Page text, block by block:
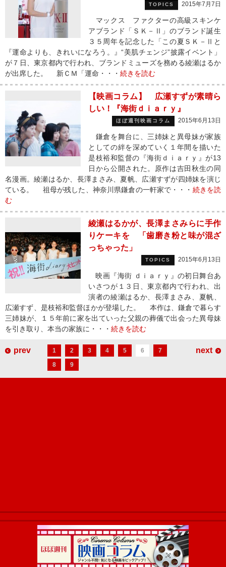
TOPICS 2015年7月7日
マックス ファクターの高級スキンケ
アブランド「ＳＫ－Ⅱ」のブランド誕生
３５周年を記念した「この夏ＳＫ－Ⅱと
『運命よりも、きれいになろう。』“美肌チェンジ”披露イベント」
が７日、東京都内で行われ、ブランドミューズを務める綾瀬はるか
が出席した。 新ＣＭ「運命・・・ 続きを読む
【映画コラム】 広瀬すずが素晴ら
しい！『海街ｄｉａｒｙ』
ほぼ週刊映画コラム 2015年6月13日
鎌倉を舞台に、三姉妹と異母妹が家族
としての絆を深めていく１年間を描いた
是枝裕和監督の『海街ｄｉａｒｙ』が13
日から公開された。原作は吉田秋生の同
名漫画。綾瀬はるか、長澤まさみ、夏帆、広瀬すずが四姉妹を演じ
ている。 祖母が残した、神奈川県鎌倉の一軒家で・・・ 続きを読
む
綾瀬はるかが、長澤まさみらに手作
りケーキを 「歯磨き粉と味が混ざ
っちゃった」
TOPICS 2015年6月13日
映画『海街 ｄｉａｒｙ』の初日舞台あ
いさつが１３日、東京都内で行われ、出
演者の綾瀬はるか、長澤まさみ、夏帆、
広瀬すず、是枝裕和監督ほかが登場した。 本作は、鎌倉で暮らす
三姉妹が、１５年前に家を出ていった父親の葬儀で出会った異母妹
を引き取り、本当の家族に・・・ 続きを読む
prev 1 2 3 4 5 6
7
8
9
next